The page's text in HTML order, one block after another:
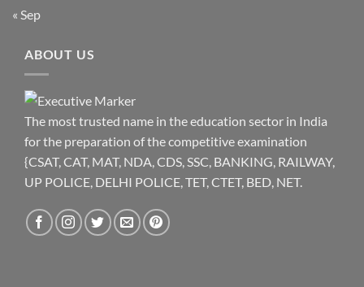
« Sep
ABOUT US
The most trusted name in the education sector in India
for the preparation of the competitive examination
{CSAT, CAT, MAT, NDA, CDS, SSC, BANKING, RAILWAY,
UP POLICE, DELHI POLICE, TET, CTET, BED, NET.